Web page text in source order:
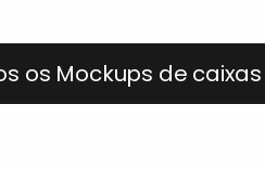
os Mockups de